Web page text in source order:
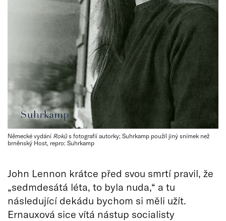
Německé vydání Rokůs fotografií autorky; Suhrkamp použil jiný snímek než
brněnský Host, repro: Suhrkamp
John Lennon krátce před svou smrtí pravil, že
„sedmdesátá léta, to byla nuda,“ a tu
následující dekádu bychom si měli užít.
Ernauxová sice vítá nástup socialisty